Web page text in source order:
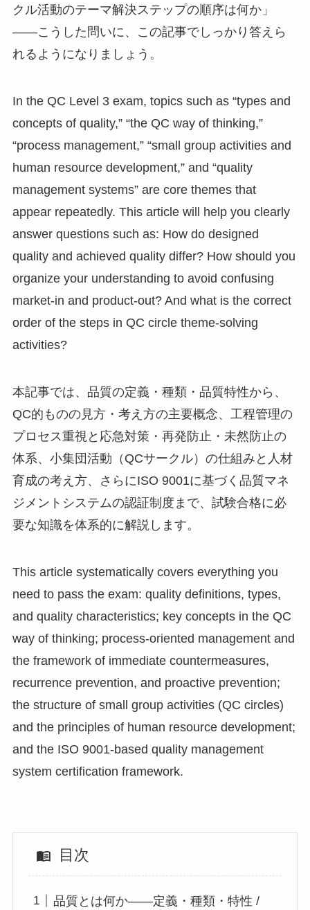
クル活動のテーマ解決ステップの順序は何か」
——こうした問いに、この記事でしっかり答えら
れるようになりましょう。
In the QC Level 3 exam, topics such as “types and
concepts of quality,” “the QC way of thinking,”
“process management,” “small group activities and
human resource development,” and “quality
management systems” are core themes that
appear repeatedly. This article will help you clearly
answer questions such as: How do designed
quality and achieved quality differ? How should you
organize your understanding to avoid confusing
market-in and product-out? And what is the correct
order of the steps in QC circle theme-solving
activities?
本記事では、品質の定義・種類・品質特性から、
QC的ものの見方・考え方の主要概念、工程管理の
プロセス重視と応急対策・再発防止・未然防止の
体系、小集団活動（QCサークル）の仕組みと人材
育成の考え方、さらにISO 9001に基づく品質マネ
ジメントシステムの認証制度まで、試験合格に必
要な知識を体系的に解説します。
This article systematically covers everything you
need to pass the exam: quality definitions, types,
and quality characteristics; key concepts in the QC
way of thinking; process-oriented management and
the framework of immediate countermeasures,
recurrence prevention, and proactive prevention;
the structure of small group activities (QC circles)
and the principles of human resource development;
and the ISO 9001-based quality management
system certification framework.
目次
品質とは何か——定義・種類・特性 /